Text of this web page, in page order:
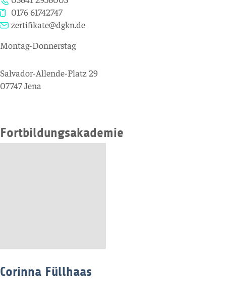
0176 61742747
zertifikate@dgkn.de
Montag-Donnerstag
Salvador-Allende-Platz 29
07747 Jena
Fortbildungsakademie
Corinna Füllhaas